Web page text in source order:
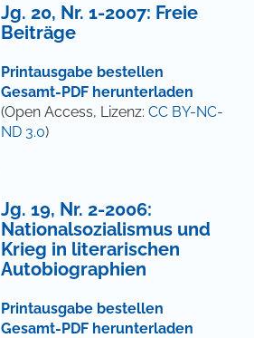
Jg. 20, Nr. 1-2007: Freie
Beiträge
Printausgabe bestellen
Gesamt-PDF herunterladen
(Open Access, Lizenz: CC BY-NC-
ND 3.0)
Jg. 19, Nr. 2-2006:
Nationalsozialismus und
Krieg in literarischen
Autobiographien
Printausgabe bestellen
Gesamt-PDF herunterladen